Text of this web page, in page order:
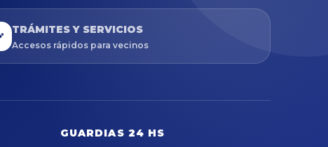
TRÁMITES Y SERVICIOS
Accesos rápidos para vecinos
GUARDIAS 24 HS